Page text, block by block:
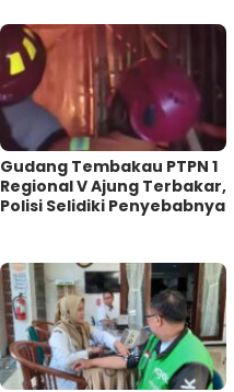
Gudang Tembakau PTPN 1
Regional V Ajung Terbakar,
Polisi Selidiki Penyebabnya